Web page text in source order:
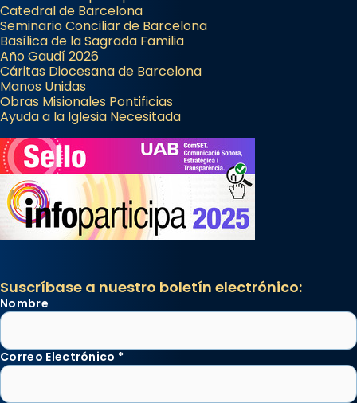
Catedral de Barcelona
Seminario Conciliar de Barcelona
Basílica de la Sagrada Familia
Año Gaudí 2026
Cáritas Diocesana de Barcelona
Manos Unidas
Obras Misionales Pontificias
Ayuda a la Iglesia Necesitada
Suscríbase a nuestro boletín electrónico:
Nombre
Correo Electrónico *